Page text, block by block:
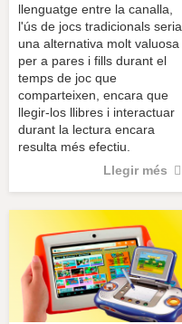
llenguatge entre la canalla,
l'ús de jocs tradicionals seria
una alternativa molt valuosa
per a pares i fills durant el
temps de joc que
comparteixen, encara que
llegir-los llibres i interactuar
durant la lectura encara
resulta més efectiu.
Llegir més